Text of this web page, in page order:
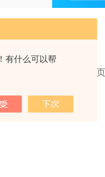
有什么可以帮
1 页 首页 上一页 下一